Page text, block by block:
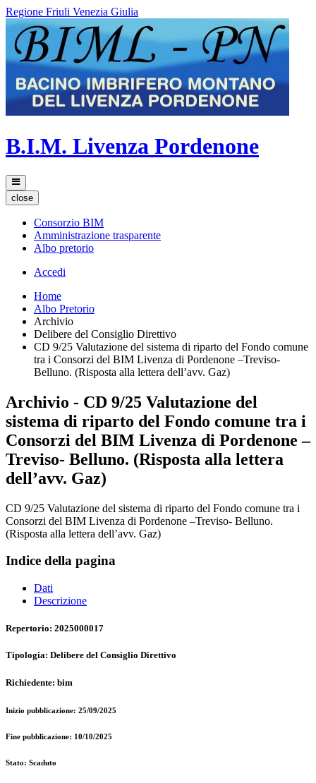
Regione Friuli Venezia Giulia
B.I.M. Livenza Pordenone
close
Consorzio BIM
Amministrazione trasparente
Albo pretorio
Accedi
Home
Albo Pretorio
Archivio
Delibere del Consiglio Direttivo
CD 9/25 Valutazione del sistema di riparto del Fondo comune
tra i Consorzi del BIM Livenza di Pordenone –Treviso-
Belluno. (Risposta alla lettera dell’avv. Gaz)
Archivio - CD 9/25 Valutazione del
sistema di riparto del Fondo comune tra i
Consorzi del BIM Livenza di Pordenone –
Treviso- Belluno. (Risposta alla lettera
dell’avv. Gaz)
CD 9/25 Valutazione del sistema di riparto del Fondo comune tra i
Consorzi del BIM Livenza di Pordenone –Treviso- Belluno.
(Risposta alla lettera dell’avv. Gaz)
Indice della pagina
Dati
Descrizione
Repertorio: 2025000017
Tipologia: Delibere del Consiglio Direttivo
Richiedente: bim
Inizio pubblicazione: 25/09/2025
Fine pubblicazione: 10/10/2025
Stato: Scaduto